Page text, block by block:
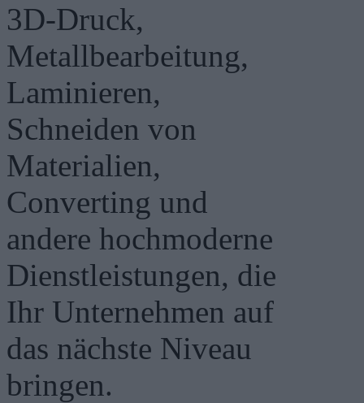
3D-Druck,
Metallbearbeitung,
Laminieren,
Schneiden von
Materialien,
Converting und
andere hochmoderne
Dienstleistungen, die
Ihr Unternehmen auf
das nächste Niveau
bringen.